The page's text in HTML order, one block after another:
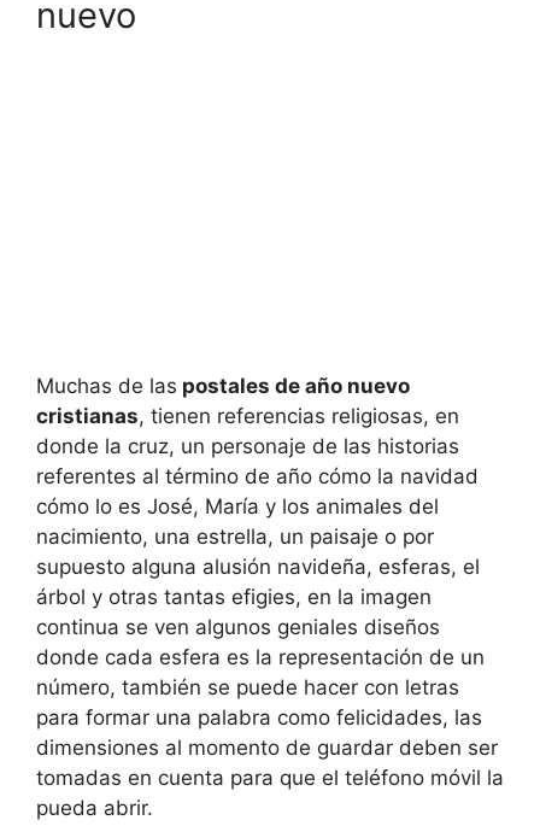
nuevo
Muchas de las postales de año nuevo
cristianas, tienen referencias religiosas, en
donde la cruz, un personaje de las historias
referentes al término de año cómo la navidad
cómo lo es José, María y los animales del
nacimiento, una estrella, un paisaje o por
supuesto alguna alusión navideña, esferas, el
árbol y otras tantas efigies, en la imagen
continua se ven algunos geniales diseños
donde cada esfera es la representación de un
número, también se puede hacer con letras
para formar una palabra como felicidades, las
dimensiones al momento de guardar deben ser
tomadas en cuenta para que el teléfono móvil la
pueda abrir.